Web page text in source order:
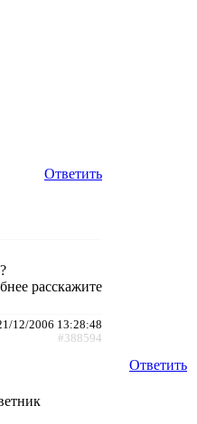
Ответить
расскажите
12/2006 13:28:48
#388594
Ответить